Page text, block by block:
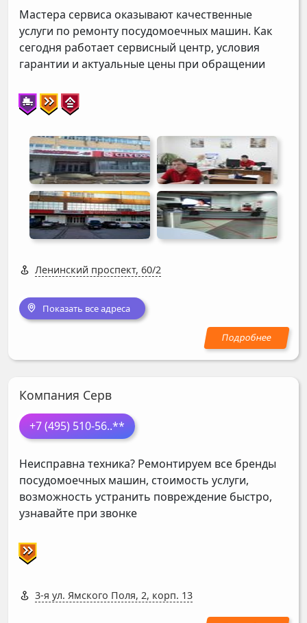
Мастера сервиса оказывают качественные
услуги по ремонту посудомоечных машин. Как
сегодня работает сервисный центр, условия
гарантии и актуальные цены при обращении
Ленинский проспект, 60/2
Показать все адреса
Компания Серв
+7 (495) 510-56..**
Неисправна техника? Ремонтируем все бренды
посудомоечных машин, стоимость услуги,
возможность устранить повреждение быстро,
узнавайте при звонке
3-я ул. Ямского Поля, 2, корп. 13